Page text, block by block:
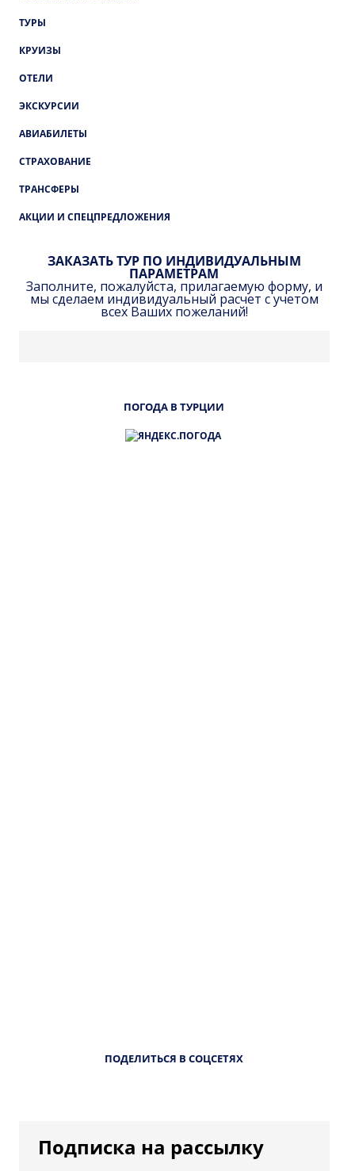
ТУРЫ
КРУИЗЫ
ОТЕЛИ
ЭКСКУРСИИ
АВИАБИЛЕТЫ
СТРАХОВАНИЕ
ТРАНСФЕРЫ
АКЦИИ И СПЕЦПРЕДЛОЖЕНИЯ
ЗАКАЗАТЬ ТУР ПО ИНДИВИДУАЛЬНЫМ
ПАРАМЕТРАМ
Заполните, пожалуйста, прилагаемую форму, и
мы сделаем индивидуальный расчет с учетом
всех Ваших пожеланий!
ПОГОДА В ТУРЦИИ
ПОДЕЛИТЬСЯ В СОЦСЕТЯХ
Подписка на рассылку